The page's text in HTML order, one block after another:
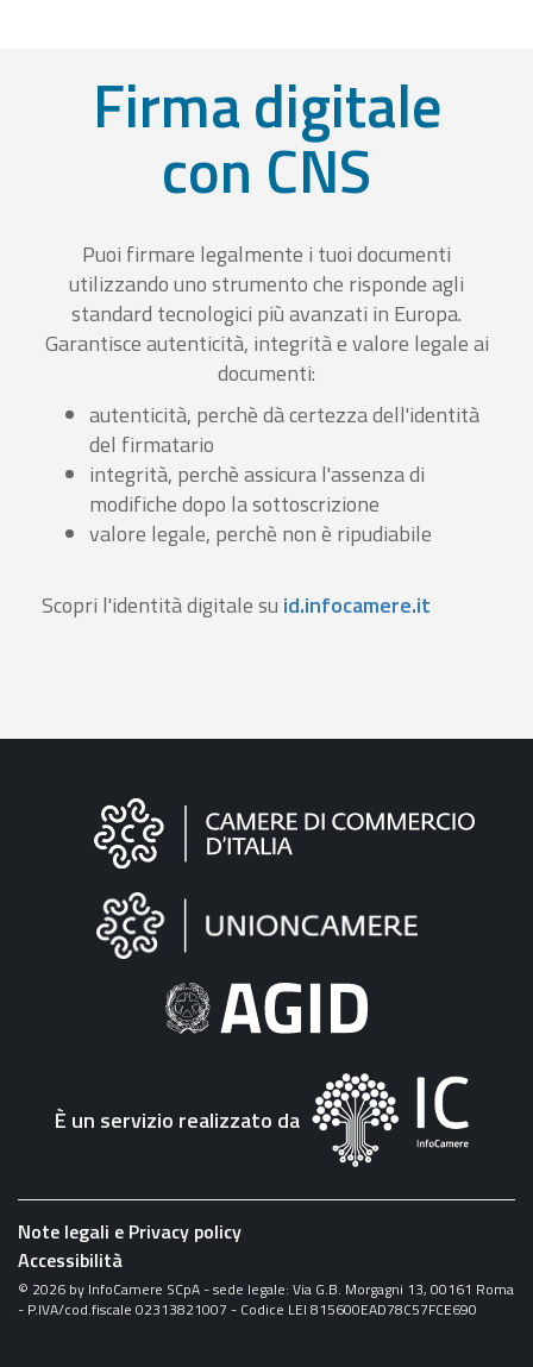
Firma digitale
con CNS
Puoi firmare legalmente i tuoi documenti
utilizzando uno strumento che risponde agli
standard tecnologici più avanzati in Europa.
Garantisce autenticità, integrità e valore legale ai
documenti:
autenticità, perchè dà certezza dell'identità
del firmatario
integrità, perchè assicura l'assenza di
modifiche dopo la sottoscrizione
valore legale, perchè non è ripudiabile
Scopri l'identità digitale su id.infocamere.it
Informazioni
"Fattura
Elettronica"
È un servizio realizzato da
Note legali e Privacy policy
Accessibilità
© 2026 by InfoCamere SCpA - sede legale: Via G.B. Morgagni 13, 00161 Roma
- P.IVA/cod.fiscale 02313821007 - Codice LEI 815600EAD78C57FCE690